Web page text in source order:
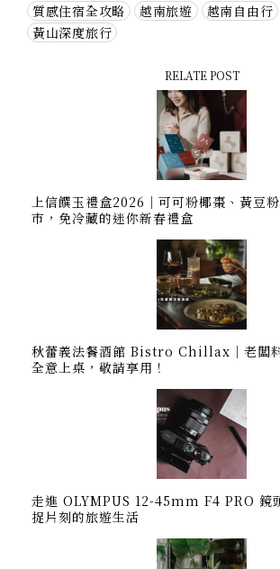
質感住宿全攻略
越南旅遊 越南自由行
黃山深度旅行
RELATE POST
上信饌玉禮盒2026｜可可粉椰棗、黃豆
市，免冷藏的迷你新春禮盒
秋蕾義法餐酒館 Bistro Chillax｜老闆
全意上桌，敬請享用！
走進 OLYMPUS 12-45mm F4 PRO 鏡
捉片刻的旅遊生活